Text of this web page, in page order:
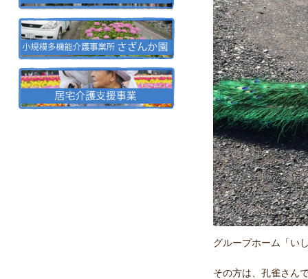
グループホーム「い
その方は、孔雀さん